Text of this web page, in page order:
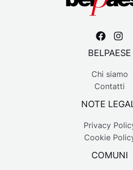
BELPAESE
Chi siamo
Contatti
NOTE
Privacy
Cookie
COMUNI